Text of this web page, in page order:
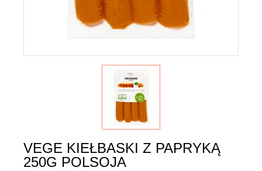
Pesto i pickle
Karma dla psa
Kupon upominkowy
VEGE KIEŁBASKI Z PAPRYKĄ
250G POLSOJA